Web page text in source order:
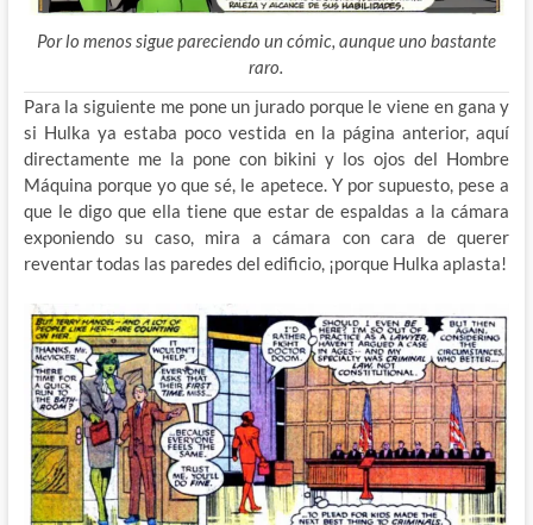
Por lo menos sigue pareciendo un cómic, aunque uno bastante
raro.
Para la siguiente me pone un jurado porque le viene en gana y
si Hulka ya estaba poco vestida en la página anterior, aquí
directamente me la pone con bikini y los ojos del Hombre
Máquina porque yo que sé, le apetece. Y por supuesto, pese a
que le digo que ella tiene que estar de espaldas a la cámara
exponiendo su caso, mira a cámara con cara de querer
reventar todas las paredes del edificio, ¡porque Hulka aplasta!